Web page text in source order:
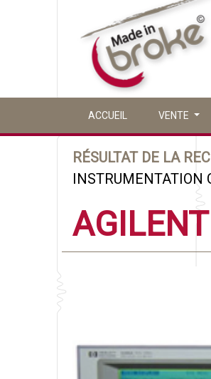
ACCUEIL VENTE
RÉSULTAT DE LA
INSTRUMENTATION